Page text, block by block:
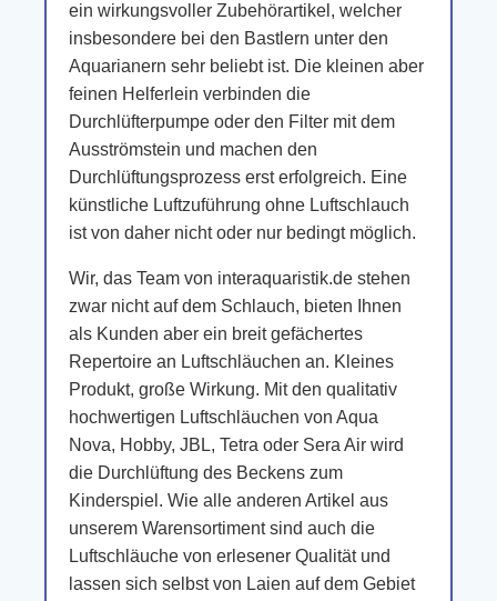
ein wirkungsvoller Zubehörartikel, welcher
insbesondere bei den Bastlern unter den
Aquarianern sehr beliebt ist. Die kleinen aber
feinen Helferlein verbinden die
Durchlüfterpumpe oder den Filter mit dem
Ausströmstein und machen den
Durchlüftungsprozess erst erfolgreich. Eine
künstliche Luftzuführung ohne Luftschlauch
ist von daher nicht oder nur bedingt möglich.
Wir, das Team von interaquaristik.de stehen
zwar nicht auf dem Schlauch, bieten Ihnen
als Kunden aber ein breit gefächertes
Repertoire an Luftschläuchen an. Kleines
Produkt, große Wirkung. Mit den qualitativ
hochwertigen Luftschläuchen von Aqua
Nova, Hobby, JBL, Tetra oder Sera Air wird
die Durchlüftung des Beckens zum
Kinderspiel. Wie alle anderen Artikel aus
unserem Warensortiment sind auch die
Luftschläuche von erlesener Qualität und
lassen sich selbst von Laien auf dem Gebiet